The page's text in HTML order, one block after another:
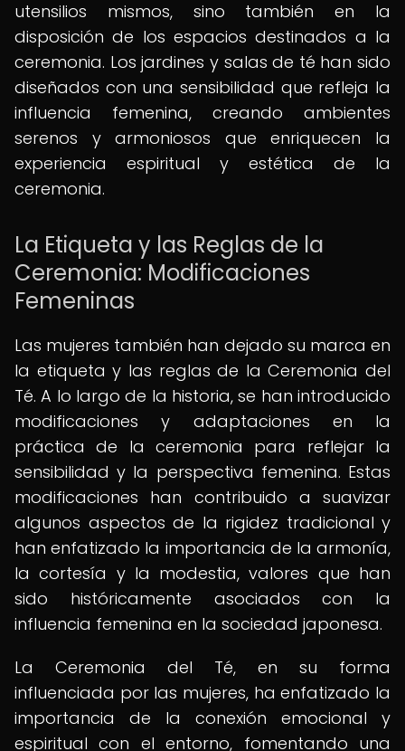
utensilios mismos, sino también en la
disposición de los espacios destinados a la
ceremonia. Los jardines y salas de té han sido
diseñados con una sensibilidad que refleja la
influencia femenina, creando ambientes
serenos y armoniosos que enriquecen la
experiencia espiritual y estética de la
ceremonia.
La Etiqueta y las Reglas de la
Ceremonia: Modificaciones
Femeninas
Las mujeres también han dejado su marca en
la etiqueta y las reglas de la Ceremonia del
Té. A lo largo de la historia, se han introducido
modificaciones y adaptaciones en la
práctica de la ceremonia para reflejar la
sensibilidad y la perspectiva femenina. Estas
modificaciones han contribuido a suavizar
algunos aspectos de la rigidez tradicional y
han enfatizado la importancia de la armonía,
la cortesía y la modestia, valores que han
sido históricamente asociados con la
influencia femenina en la sociedad japonesa.
La Ceremonia del Té, en su forma
influenciada por las mujeres, ha enfatizado la
importancia de la conexión emocional y
espiritual con el entorno, fomentando una